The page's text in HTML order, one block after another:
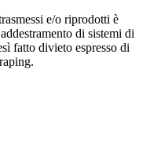
e/o riprodotti è
di sistemi di
fatto divieto espresso di